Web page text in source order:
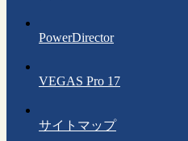
PowerDirector
VEGAS Pro 17
サイトマップ